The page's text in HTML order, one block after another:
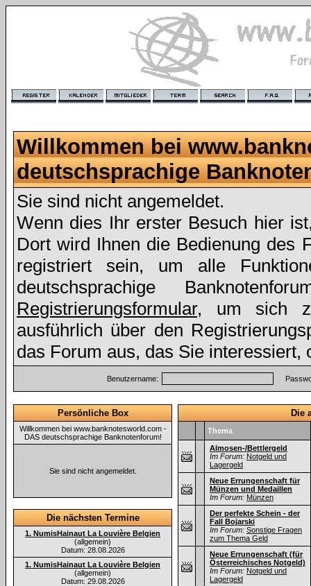
Willkommen bei
deutschsprachige
Sie sind nicht angemeldet.
Wenn dies Ihr erster Besuch hier
Dort wird Ihnen die Bedienung des
registriert sein, um alle
deutschsprachige
Registrierungsformular, um sich
ausführlich über den
das Forum aus, das Sie
Benutzername:
Persönliche Box
Willkommen bei www.banknotesworld.com -
DAS deutschsprachige Banknotenforum!
Sie sind nicht angemeldet.
Die nächsten Termine
1. NumisHainaut La Louvière Belgien
(allgemein)
Datum: 28.08.2026
1. NumisHainaut La Louvière Belgien
(allgemein)
Datum: 29.08.2026
Die
Thema
Almosen-/Bettlergeld
Im Forum: Notgeld und
Lagergeld
Neue Errungenschaft für
Münzen und Medaillen
Im Forum: Münzen
Der perfekte Schein - der
Fall Bojarski
Im Forum: Sonstige Fragen
zum Thema Geld
Neue Errungenschaft (für
Österreichisches Notgeld)
Im Forum: Notgeld und
Lagergeld